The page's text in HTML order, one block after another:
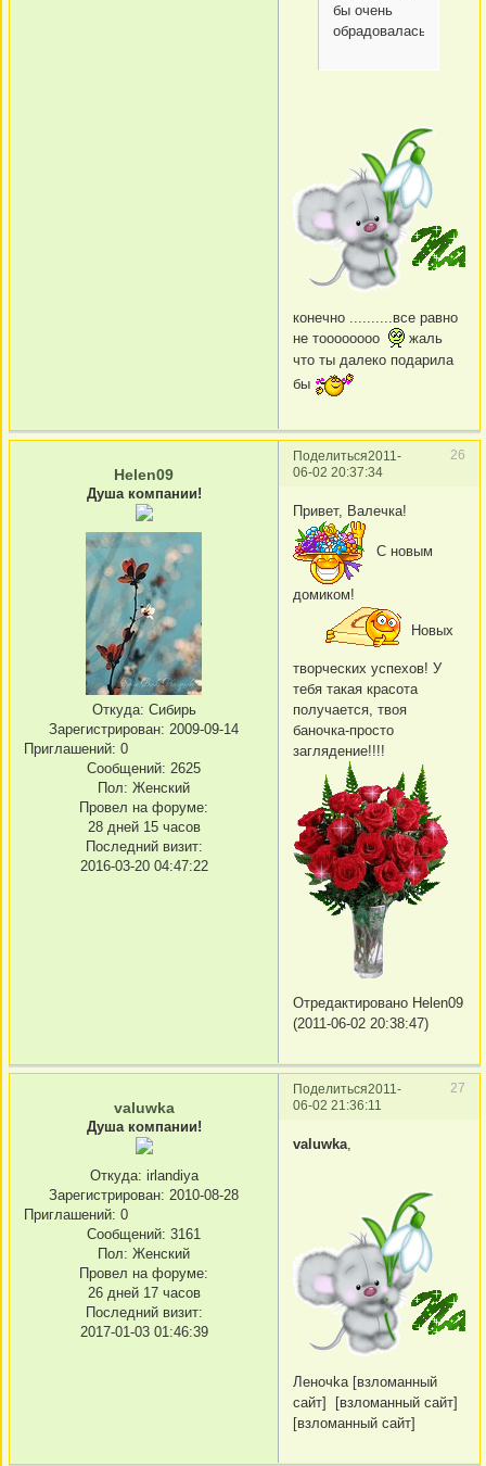
бы очень
обрадовалась
конечно ..........все равно
не тоооооооо
жаль
что ты далеко подарила
бы
Поделиться 26
2011-
06-02 20:37:34
Helen09
Душа компании!
Откуда: Сибирь
Зарегистрирован: 2009-09-14
Приглашений: 0
Сообщений: 2625
Пол: Женский
Провел на форуме:
28 дней 15 часов
Последний визит:
2016-03-20 04:47:22
Привет, Валечка!
С новым
домиком!
Новых
творческих успехов! У
тебя такая красота
получается, твоя
баночка-просто
заглядение!!!!
Отредактировано Helen09
(2011-06-02 20:38:47)
Поделиться 27
2011-
06-02 21:36:11
valuwka
Душа компании!
Откуда: irlandiya
Зарегистрирован: 2010-08-28
Приглашений: 0
Сообщений: 3161
Пол: Женский
Провел на форуме:
26 дней 17 часов
Последний визит:
2017-01-03 01:46:39
valuwka
Леночkа [взломанный
сайт] [взломанный сайт]
[взломанный сайт]